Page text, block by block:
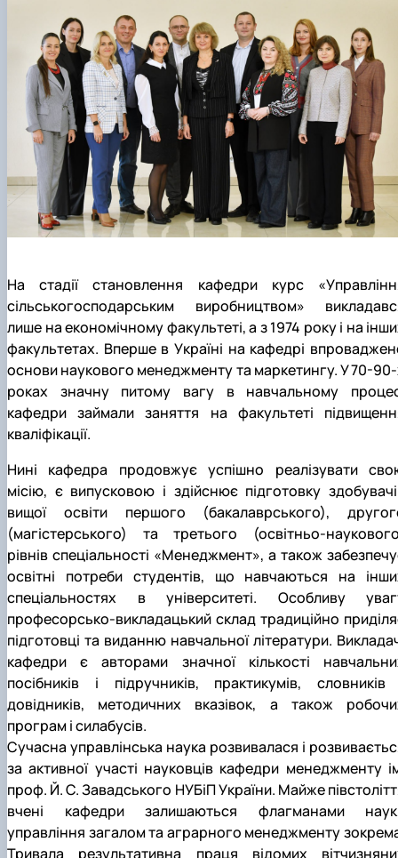
На стадії становлення кафедри курс
сільськогосподарським виробництвом»
лише на економічному факультеті, а з 1974 року і на
факультетах. Вперше в Україні на кафедрі
основи наукового менеджменту та маркетингу. У 70-
роках значну питому вагу в навчальному
кафедри займали заняття на факультеті
кваліфікації.
Нині кафедра продовжує успішно реалізувати
місію, є випусковою і здійснює підготовку
вищої освіти першого (бакалаврського),
(магістерського) та третього (освітньо-
рівнів спеціальності «Менеджмент», а також
освітні потреби студентів, що навчаються на
спеціальностях в університеті. Особливу
професорсько-викладацький склад традиційно
підготовці та виданню навчальної літератури.
кафедри є авторами значної кількості
посібників і підручників, практикумів, словників
довідників, методичних вказівок, а також
програм і силабусів.
Сучасна управлінська наука розвивалася і
за активної участі науковців кафедри менеджменту
проф. Й. С. Завадського НУБіП України. Майже
вчені кафедри залишаються флагманами
управління загалом та аграрного менеджменту
Тривала результативна праця відомих